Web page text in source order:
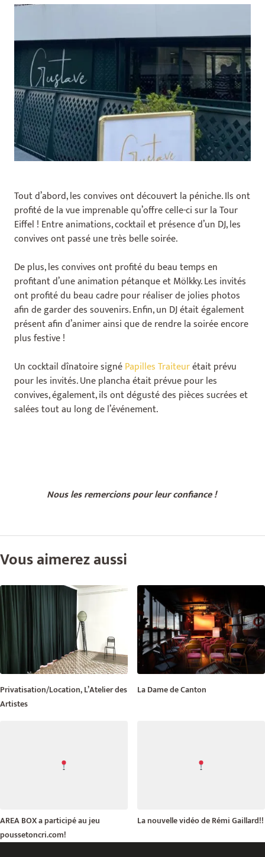
Tout d’abord, les convives ont découvert la péniche. Ils ont
profité de la vue imprenable qu’offre celle-ci sur la Tour
Eiffel ! Entre animations, cocktail et présence d’un DJ, les
convives ont passé une très belle soirée.
De plus, les convives ont profité du beau temps en
profitant d’une animation pétanque et Mölkky. Les invités
ont profité du beau cadre pour réaliser de jolies photos
afin de garder des souvenirs. Enfin, un DJ était également
présent afin d’animer ainsi que de rendre la soirée encore
plus festive !
Un cocktail dînatoire signéPapilles Traiteurétait prévu
pour les invités. Une plancha était prévue pour les
convives, également, ils ont dégusté des pièces sucrées et
salées tout au long de l’événement.
Nous les remercions pour leur confiance !
Vous aimerez aussi
Privatisation/Location, L’Atelier des
Artistes
La Dame de Canton
AREA BOX a participé au jeu
poussetoncri.com!
La nouvelle vidéo de Rémi Gaillard!!